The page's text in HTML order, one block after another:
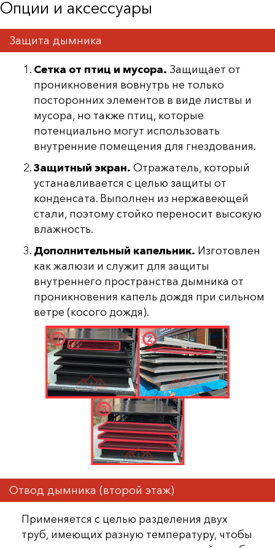
Опции и аксессуары
Защита дымника
Сетка от птиц и мусора. Защищает от
проникновения вовнутрь не только
посторонних элементов в виде листвы и
мусора, но также птиц, которые
потенциально могут использовать
внутренние помещения для гнездования.
Защитный экран. Отражатель, который
устанавливается с целью защиты от
конденсата. Выполнен из нержавеющей
стали, поэтому стойко переносит высокую
влажность.
Дополнительный капельник. Изготовлен
как жалюзи и служит для защиты
внутреннего пространства дымника от
проникновения капель дождя при сильном
ветре (косого дождя).
Отвод дымника (второй этаж)
Применяется с целью разделения двух
труб, имеющих разную температуру, чтобы